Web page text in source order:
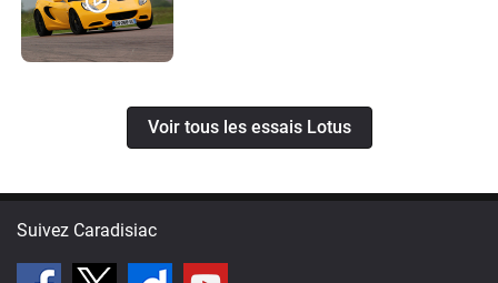
Voir tous les essais Lotus
Suivez Caradisiac